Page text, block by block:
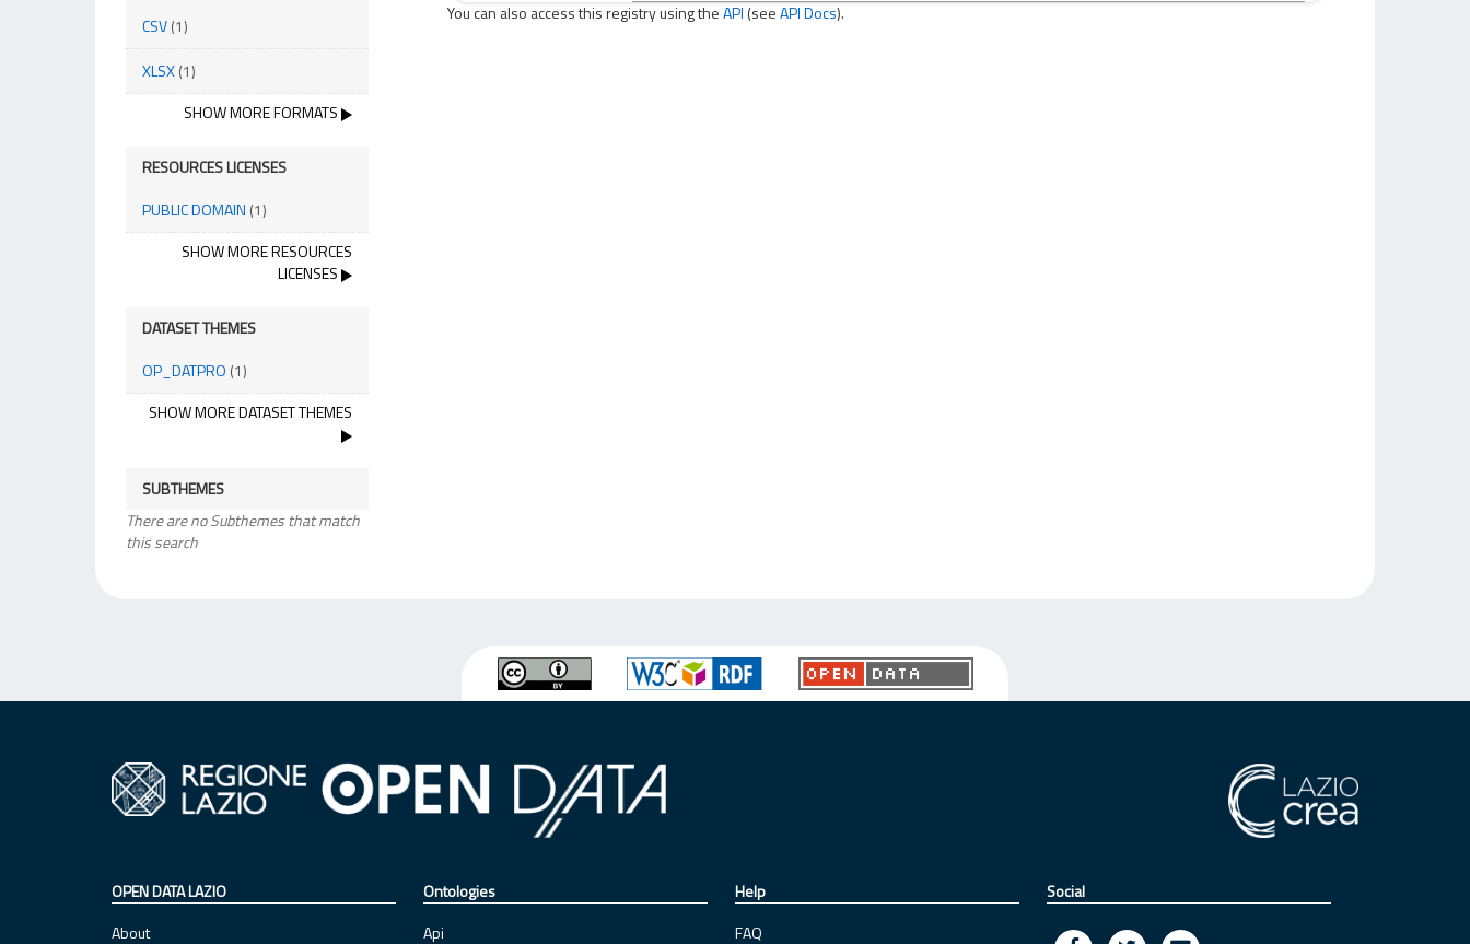
CSV(1)
XLSX(1)
SHOW MORE FORMATS
RESOURCES LICENSES
PUBLIC DOMAIN (1)
SHOW MORE RESOURCES
LICENSES
DATASET THEMES
OP_DATPRO (1)
SHOW MORE DATASET THEMES
SUBTHEMES
There are no Subthemes that match
this search
You can also access this registry using theAPI (seeAPI Docs).
OPEN DATA LAZIO
About
Ontologies
Api
Help
FAQ
Social